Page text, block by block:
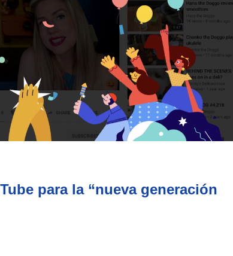
para la “nueva generación